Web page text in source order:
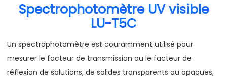
Spectrophotomètre UV visible
LU-T5C
Un spectrophotomètre est couramment utilisé pour
mesurer le facteur de transmission ou le facteur de
réflexion de solutions, de solides transparents ou opaques,